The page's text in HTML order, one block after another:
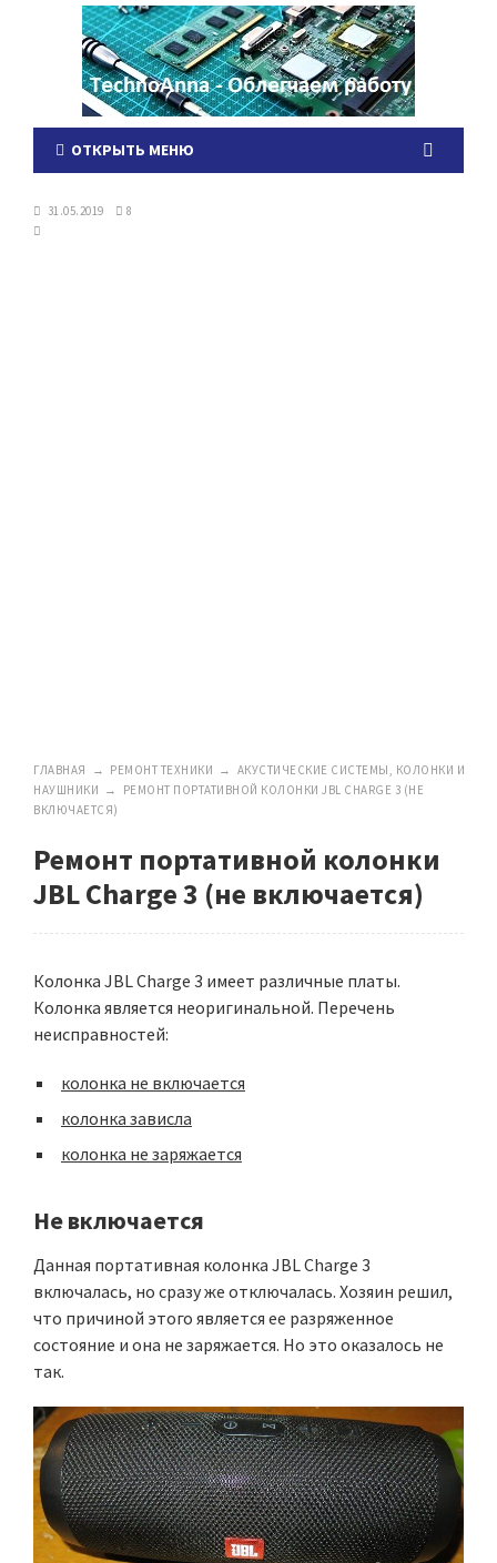
ОТКРЫТЬ МЕНЮ
31.05.2019 8
ГЛАВНАЯ → РЕМОНТ ТЕХНИКИ → АКУСТИЧЕСКИЕ СИСТЕМЫ, КОЛОНКИ И
НАУШНИКИ →
РЕМОНТ ПОРТАТИВНОЙ КОЛОНКИ JBL CHARGE 3 (НЕ
ВКЛЮЧАЕТСЯ)
Ремонт портативной колонки
JBL Charge 3 (не включается)
Колонка JBL Charge 3 имеет различные платы.
Колонка является неоригинальной. Перечень
неисправностей:
колонка не включается
колонка зависла
колонка не заряжается
Не включается
Данная портативная колонка JBL Charge 3
включалась, но сразу же отключалась. Хозяин решил,
что причиной этого является ее разряженное
состояние и она не заряжается. Но это оказалось не
так.